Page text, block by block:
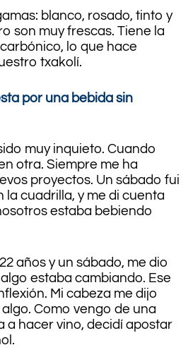
blanco, rosado, tinto y
son muy frescas. Tiene la
lo que hace
txakolí.
por una bebida sin
muy inquieto. Cuando
otra. Siempre me ha
proyectos. Un sábado fui
cuadrilla, y me di cuenta
estaba bebiendo
años y un sábado, me dio
estaba cambiando. Ese
Mi cabeza me dijo
Como vengo de una
a hacer vino, decidí apostar